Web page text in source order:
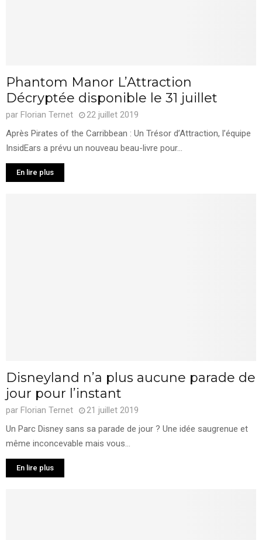
Phantom Manor L’Attraction
Décryptée disponible le 31 juillet
par Florian Ternet
22 juillet 2019
Après Pirates of the Carribbean : Un Trésor d’Attraction, l’équipe
InsidEars a prévu un nouveau beau-livre pour...
En lire plus
Disneyland n’a plus aucune parade de
jour pour l’instant
par Florian Ternet
21 juillet 2019
Un Parc Disney sans sa parade de jour ? Une idée saugrenue et
même inconcevable mais vous...
En lire plus